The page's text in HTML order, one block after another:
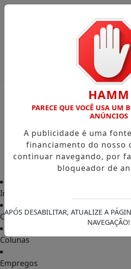
Início
Classificados
Colunas
Empregos
HAMM
PARECE QUE VOCÊ USA UM
ANÚNCIOS
A publicidade é uma
financiamento do nosso
continuar navegando, por
bloqueador de
APÓS DESABILITAR, ATUALIZE A
NAVEGAÇÃO!